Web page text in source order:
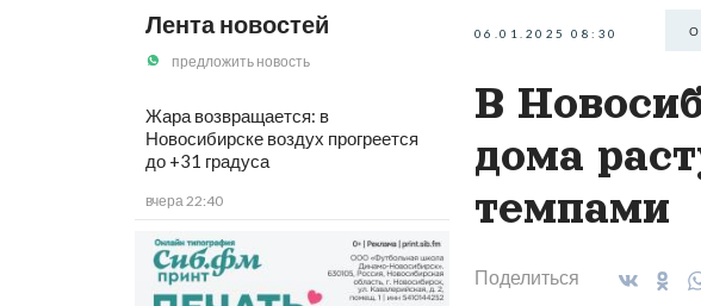
Лента новостей
предложить новость
Жара возвращается: в
Новосибирске воздух прогреется
до +31 градуса
вчера 22:40
06.01.2025 08:30
В
дома
темпами
Поделиться